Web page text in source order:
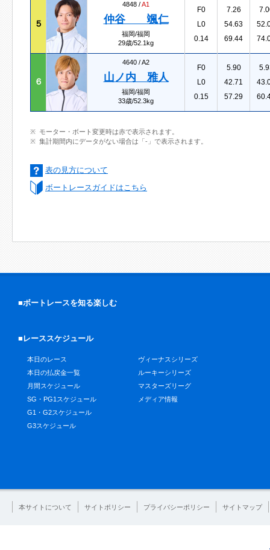
５
4848 /A1
仲谷 颯仁
福岡/福岡
29歳/52.1kg
F0
L0
0.14
7.26
54.63
69.44
６
4640 /A2
山ノ内 雅人
福岡/福岡
33歳/52.3kg
F0
L0
0.15
5.90
42.71
57.29
モーター・ボート変更時は赤で表示されます。
集計期間内にデータがない場合は「-」で表示されます。
表の見方について
ボートレースガイドはこちら
■ボートレースを知る楽しむ
■レーススケジュール
本日のレース
本日の払戻金一覧
月間スケジュール
SG・PG1スケジュール
G1・G2スケジュール
G3スケジュール
ヴィーナスシリーズ
ルーキーシリーズ
マスターズリーグ
メディア情報
本サイトについて サイトポリシー プライバシーポリシー サイトマップ